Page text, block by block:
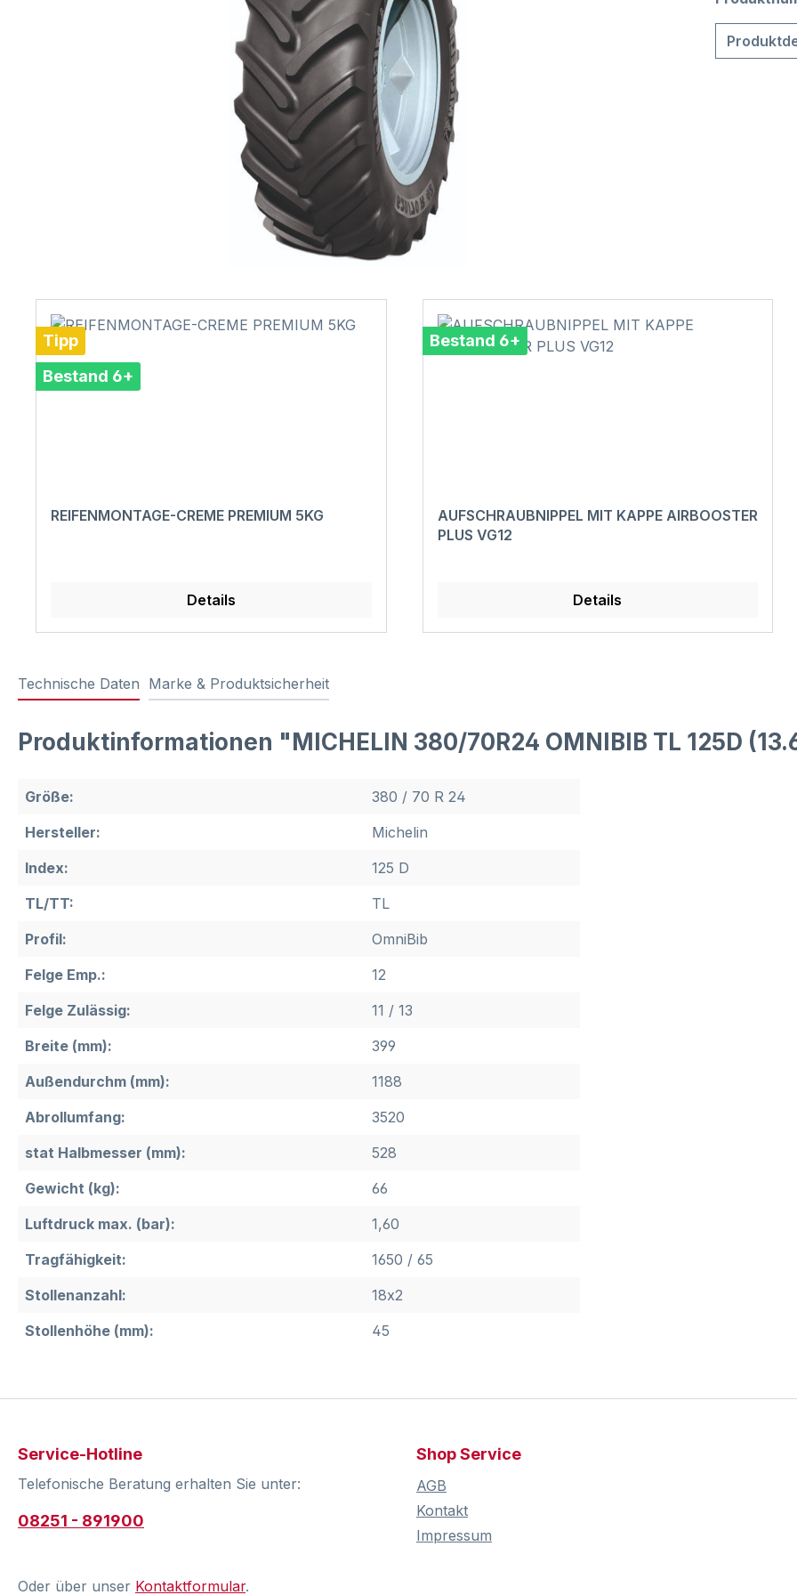
Tipp
Bestand 6+
REIFENMONTAGE-CREME PREMIUM 5KG
Details
Bestand 6+
AUFSCHRAUBNIPPEL MIT KAPPE AIRBOOSTER
PLUS VG12
Details
Technische Daten Marke & Produktsicherheit
Produktinformationen "MICHELIN 380/70R24 OMNIBIB TL 125D
Größe:
380 / 70 R 24
Hersteller:
Michelin
Index:
125 D
TL/TT:
TL
Profil:
OmniBib
Felge Emp.:
12
Felge Zulässig:
11 / 13
Breite (mm):
399
Außendurchm (mm):
1188
Abrollumfang:
3520
stat Halbmesser (mm):
528
Gewicht (kg):
66
Luftdruck max. (bar):
1,60
Tragfähigkeit:
1650 / 65
Stollenanzahl:
18x2
Stollenhöhe (mm):
45
Service-Hotline
Telefonische Beratung erhalten Sie unter:
08251 - 891900
Oder über unser Kontaktformular.
Shop Service
AGB
Kontakt
Impressum